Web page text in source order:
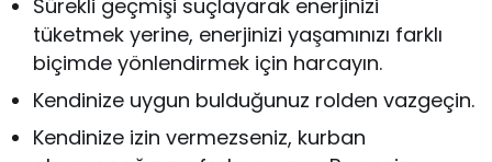
Sürekli geçmişi suçlayarak enerjinizi
tüketmek yerine, enerjinizi yaşamınızı farklı
biçimde yönlendirmek için harcayın.
Kendinize uygun bulduğunuz rolden vazgeçin.
Kendinize izin vermezseniz, kurban